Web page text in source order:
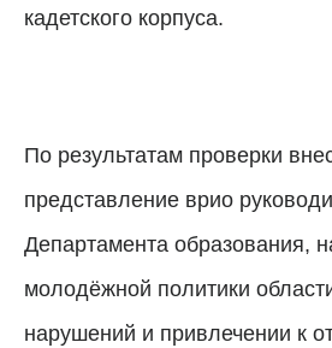
кадетского корпуса.
По результатам проверки
представление врио
Департамента образования,
молодёжной политики
нарушений и привлечении к